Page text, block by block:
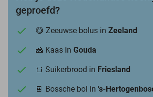
geproefd?
😋 Zeeuwse bolus in Zeeland
🧀 Kaas in Gouda
🍞 Suikerbrood in Friesland
🍫 Bossche bol in 's-